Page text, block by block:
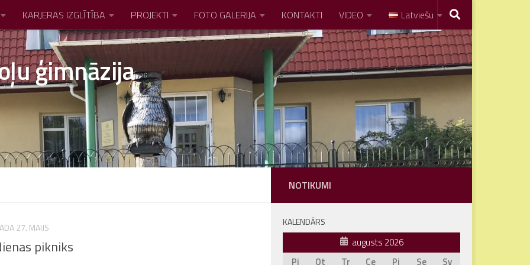
KARJERAS IZGLĪTĪBA PROJEKTI FOTO GALERIJA KONTAKTI VIDEO Latviešu
ģimnāzija
27. MAIJS
pikniks
NOTIKUMI
KALENDĀRS
augusts 2026
Pi
Ot Tr Ce Pi Se
Sv